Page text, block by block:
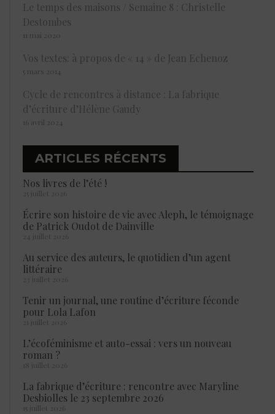
Le temps des maisons / Semaine 8 : Christelle
Destombes
11 mai 2020
Vos textes: à propos de « 14 » de Jean Echenoz
5 mars 2014
Cycle de rencontres à distance : La fabrique
d’écriture d’Hélène Gaudy
16 avril 2024
ARTICLES RÉCENTS
Nos livres de l’été !
25 juillet 2026
Écrire son histoire de vie avec Aleph, le témoignage
de Patrick Oudot de Dainville
24 juillet 2026
Au service des auteurs, le quotidien d’un agent
littéraire
23 juillet 2026
Tenir un journal, une routine d’écriture féconde
pour Lola Lafon
21 juillet 2026
L’écoféminisme et auto-essai : vers un nouveau
roman ?
18 juillet 2026
La fabrique d’écriture : rencontre avec Maryline
Desbiolles le 23 septembre 2026
15 juillet 2026